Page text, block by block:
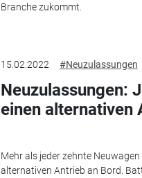
Branche zukommt.
15.02.2022 #Neuzulassungen
Neuzulassungen:
einen alternativen
Mehr als jeder zehnte
alternativen Antrieb an Bord.